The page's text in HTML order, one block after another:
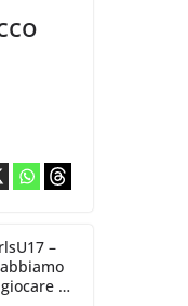
–
al